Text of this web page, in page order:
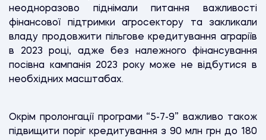
неодноразово піднімали питання важливості
фінансової підтримки агросектору та закликали
владу продовжити пільгове кредитування аграріїв
в 2023 році, адже без належного фінансування
посівна кампанія 2023 року може не відбутися в
необхідних масштабах.
Окрім пролонгації програми “5-7-9” важливо також
підвищити поріг кредитування з 90 млн грн до 180